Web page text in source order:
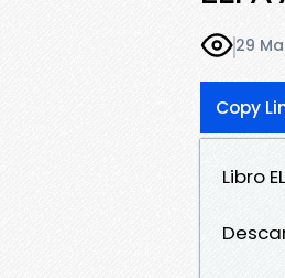
29
Copy
Libro